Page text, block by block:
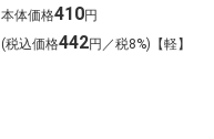
本体価格410円
(税込価格442円／税8%)【軽】